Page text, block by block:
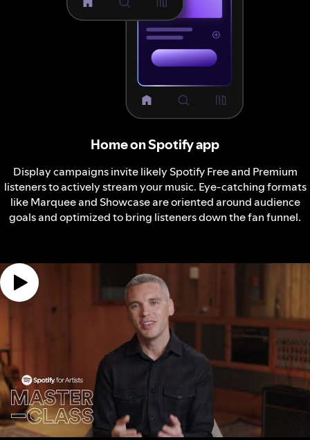
Home on Spotify app
Display campaigns invite likely Spotify Free and Premium
listeners to actively stream your music. Eye-catching formats
like Marquee and Showcase are oriented around audience
goals and optimized to bring listeners down the fan funnel.